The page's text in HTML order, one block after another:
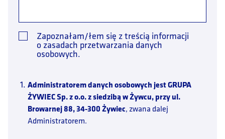
Zapoznałam/łem się z treścią informacji
o zasadach przetwarzania danych
osobowych.
Administratorem danych osobowych jestGRUPA
ŻYWIEC Sp. z o.o. z siedzibą w Żywcu, przy ul.
Browarnej 88, 34-300 Żywiec, zwana dalej
Administratorem.